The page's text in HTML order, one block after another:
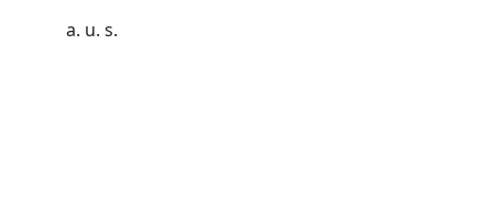
a. u. s.